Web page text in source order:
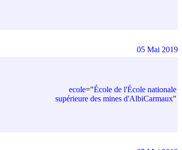
ecole="École de l'École nationale
supérieure des mines d'AlbiCarmaux"
05 Mai 2019